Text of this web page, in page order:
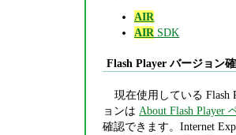
AIR
AIR SDK
Flash Player バージョン
現在使用している Flash
ョンは About Flash Player
確認できます。Internet